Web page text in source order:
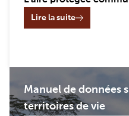
Lire la suite
Manuel de données
territoires de vie